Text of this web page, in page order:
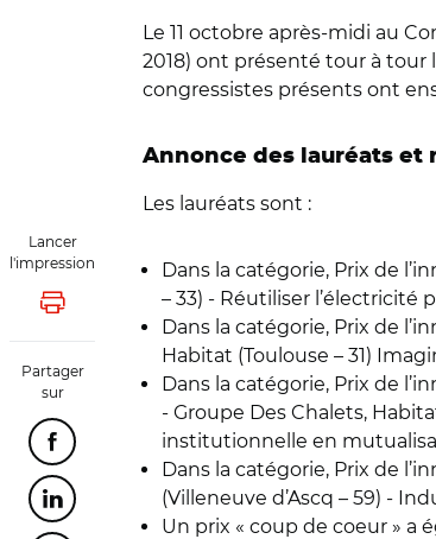
Lancer
l'impression
Lancer l'impression
Partager
sur
Partager cette page sur Facebook
Partager cette page sur Linkedin
Le 11 octobre après-midi au
2018) ont présenté tour à tour
congressistes présents ont
Annonce des lauréats et
Les lauréats sont :
Dans la catégorie, Prix de
– 33) - Réutiliser
Dans la catégorie, Prix de
Habitat (Toulouse – 31)
Dans la catégorie, Prix de
- Groupe Des Chalets,
institutionnelle en
Dans la catégorie, Prix de
(Villeneuve d’Ascq – 59) -
Un prix « coup de coeur » a